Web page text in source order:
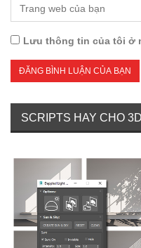
Lưu thông tin của tôi ở
SCRIPTS HAY CHO